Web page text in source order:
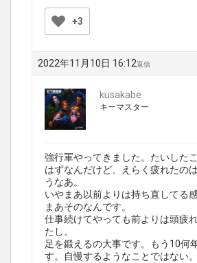
+3
2022年11月10日 16:12返信
kusakabe
キーマスター
強行軍やってきました。たいした
はずなんだけど、えらく疲れたの
うなあ。
いやまあ以前よりは持ち直してる
まあそのなんです。
仕事続けてやっても前よりは頭疲
たし。
足を鍛えるの大事です。もう10何
す。自慢するようなことではない。